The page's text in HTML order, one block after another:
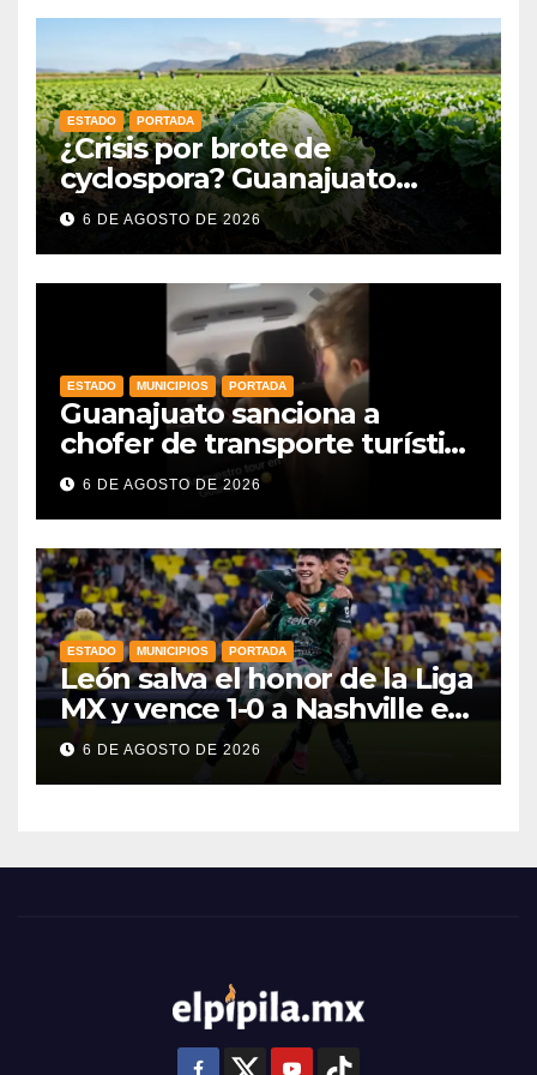
ESTADO PORTADA
¿Crisis por brote de
cyclospora? Guanajuato
mantiene intactas sus
exportaciones
6 DE AGOSTO DE 2026
ESTADO MUNICIPIOS PORTADA
Guanajuato sanciona a
chofer de transporte turístico
e intensifica operativos de
vigilancia
6 DE AGOSTO DE 2026
ESTADO MUNICIPIOS PORTADA
León salva el honor de la Liga
MX y vence 1-0 a Nashville en
la Leagues Cup 2026
6 DE AGOSTO DE 2026